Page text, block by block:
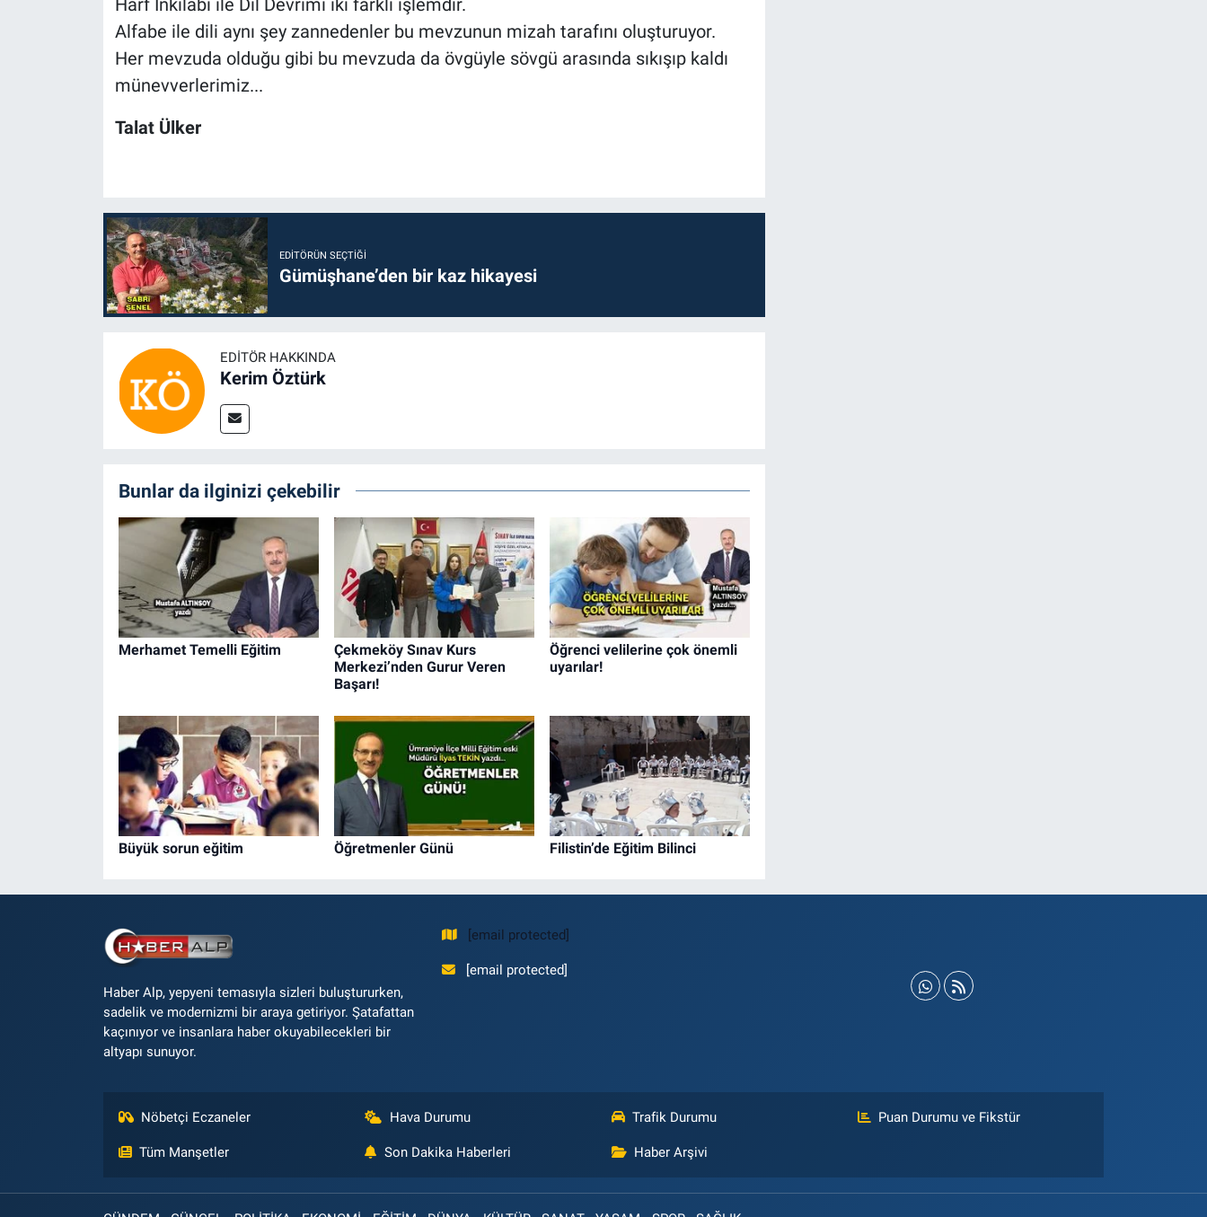
Alfabe ile dili aynı şey zannedenler bu mevzunun mizah tarafını oluşturuyor.
Her mevzuda olduğu gibi bu mevzuda da övgüyle sövgü arasında sıkışıp kaldı
münevverlerimiz...
Talat Ülker
EDITÖRÜN SEÇTIĞI
Gümüşhane’den bir kaz hikayesi
EDITÖR HAKKINDA
Kerim Öztürk
Bunlar da ilginizi çekebilir
Merhamet Temelli Eğitim
Çekmeköy Sınav Kurs
Merkezi’nden Gurur Veren
Başarı!
Öğrenci velilerine çok önemli
uyarılar!
Büyük sorun eğitim Öğretmenler Günü Filistin’de Eğitim Bilinci
Haber Alp, yepyeni temasıyla sizleri buluştururken,
sadelik ve modernizmi bir araya getiriyor. Şatafattan
kaçınıyor ve insanlara haber okuyabilecekleri bir
altyapı sunuyor.
[email protected]
[email protected]
Nöbetçi Eczaneler Hava Durumu Trafik Durumu Puan Durumu ve Fikstür
Tüm Manşetler Son Dakika Haberleri Haber Arşivi